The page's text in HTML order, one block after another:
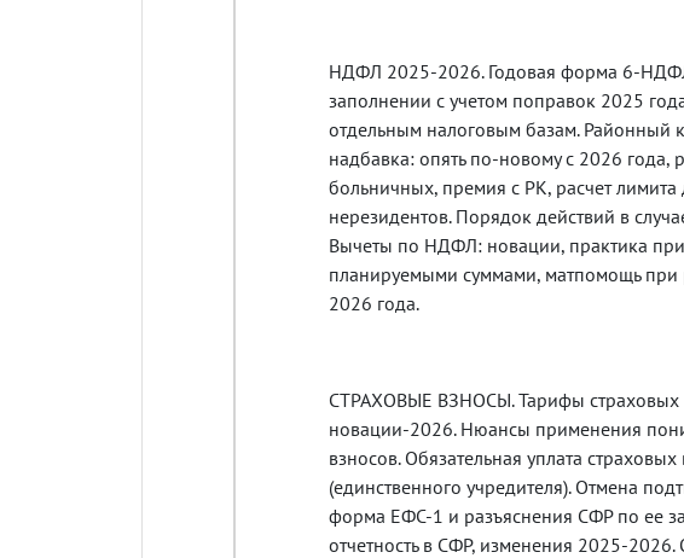
НДФЛ 2025-2026. Годовая форма 6-
заполнении с учетом поправок 2025
отдельным налоговым базам. Районный
надбавка: опять по-новому с 2026 года,
больничных, премия с РК, расчет лимита
нерезидентов. Порядок действий в
Вычеты по НДФЛ: новации, практика
планируемыми суммами, матпомощь
2026 года.
СТРАХОВЫЕ ВЗНОСЫ. Тарифы страховых
новации-2026. Нюансы применения
взносов. Обязательная уплата
(единственного учредителя). Отмена
форма ЕФС-1 и разъяснения СФР по ее
отчетность в СФР, изменения 2025-